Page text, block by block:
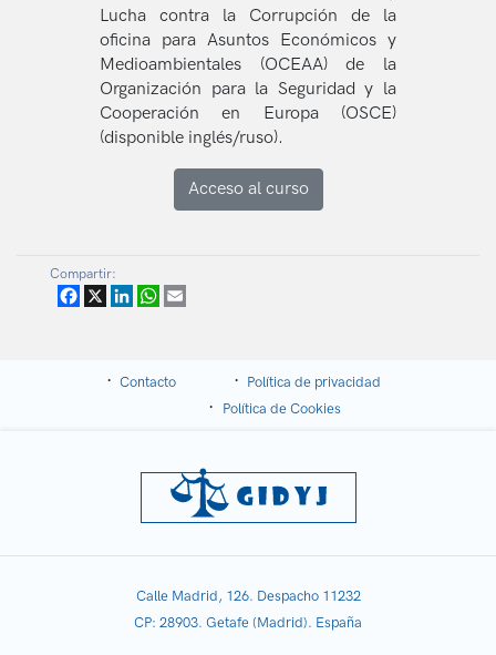
Lucha contra la Corrupción de la
oficina para Asuntos Económicos y
Medioambientales (OCEAA) de la
Organización para la Seguridad y la
Cooperación en Europa (OSCE)
(disponible inglés/ruso).
Acceso al curso
Compartir:
Facebook
X LinkedInWhatsApp
Contacto
Política de privacidad
Política de Cookies
Calle Madrid, 126. Despacho 11232
CP: 28903. Getafe (Madrid). España